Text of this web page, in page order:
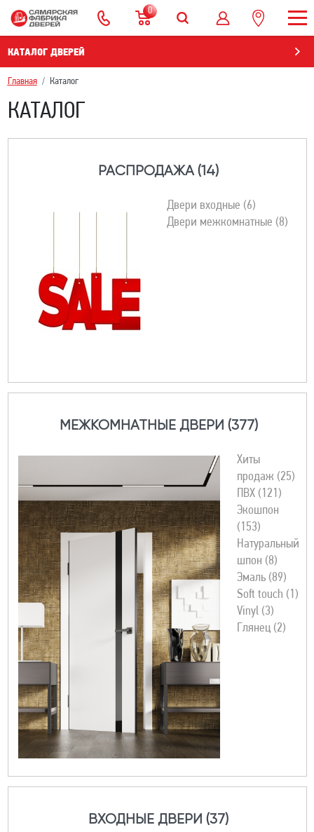
0
КАТАЛОГ ДВЕРЕЙ
Главная Каталог
КАТАЛОГ
РАСПРОДАЖА (14)
Двери входные (6)
Двери межкомнатные (8)
МЕЖКОМНАТНЫЕ ДВЕРИ (377)
Хиты
продаж (25)
ПВХ (121)
Экошпон
(153)
Натуральный
шпон (8)
Эмаль (89)
Soft touch (1)
Vinyl (3)
Глянец (2)
ВХОДНЫЕ ДВЕРИ (37)